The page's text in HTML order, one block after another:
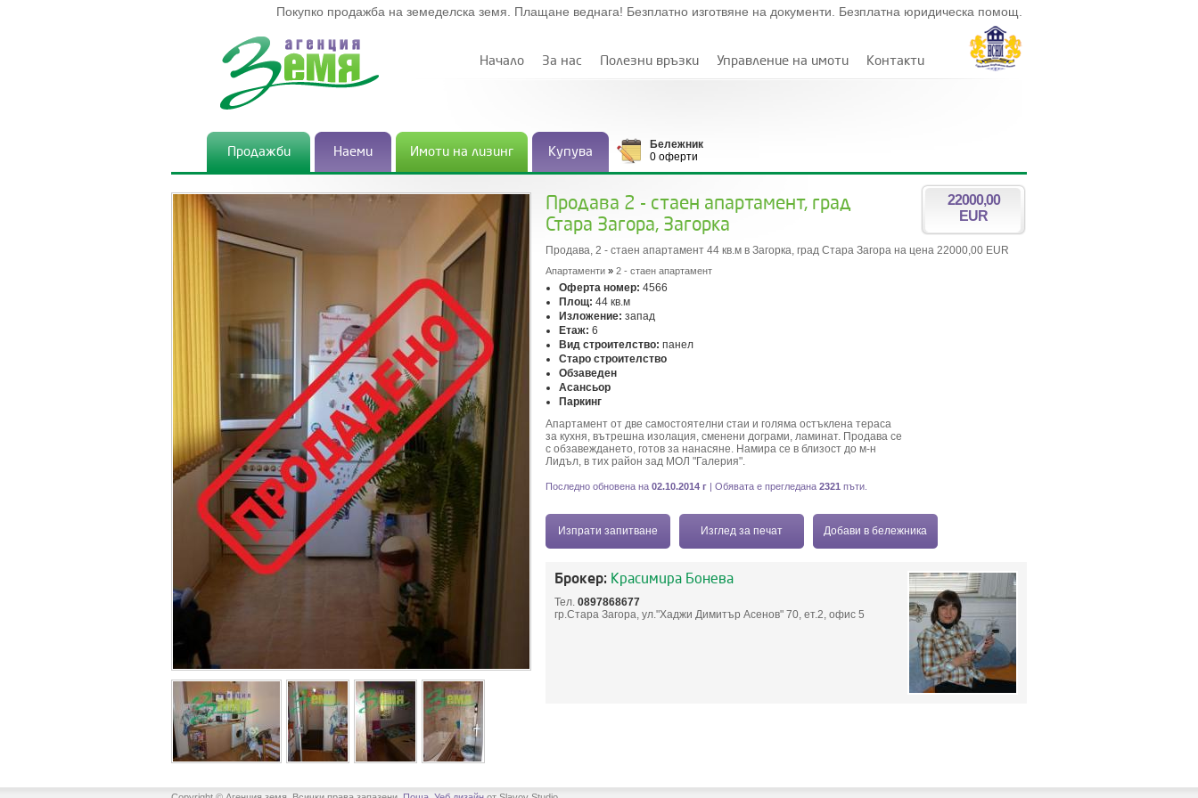
Покупко продажба на земеделска земя. Плащане веднага! Безплатно изготвяне на документи. Безплатна юридическа помощ.
Начало За нас Полезни връзки Управление на имоти Контакти
Бележник
0 оферти
Продажби Наеми Имоти на лизинг Купува
Продава 2 - стаен апартамент, град
Стара Загора, Загорка
Продава, 2 - стаен апартамент 44 кв.м в Загорка, град Стара Загора на цена 22000,00 EUR
Апартаменти » 2 - стаен апартамент
Оферта номер: 4566
Площ: 44 кв.м
Изложение: запад
Етаж: 6
Вид строителство: панел
Старо строителство
Обзаведен
Асансьор
Паркинг
Апартамент от две самостоятелни стаи и голяма остъклена тераса
за кухня, вътрешна изолация, сменени дограми, ламинат. Продава се
с обзавеждането, готов за нанасяне. Намира се в близост до м-н
Лидъл, в тих район зад МОЛ "Галерия".
Последно обновена на 02.10.2014 г | Обявата е прегледана 2321 пъти.
22000,00
EUR
Изпрати запитване Изглед за печат Добави в бележника
Брокер: Красимира Бонева
Тел. 0897868677
гр.Стара Загора, ул."Хаджи Димитър Асенов" 70, ет.2, офис 5